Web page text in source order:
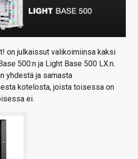
on julkaissut valikoimiinsa kaksi
500:n ja Light Base 500 LX:n.
yhdestä ja samasta
kotelosta, joista toisessa on
ei.